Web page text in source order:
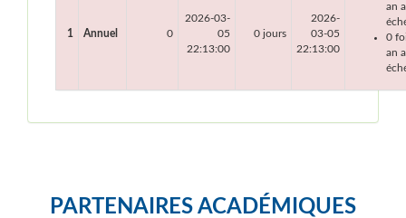
1 Annuel 0
2026-03-
05
22:13:00
0 jours
2026-
03-05
22:13:00
an
0
an
PARTENAIRES ACADÉMIQUES